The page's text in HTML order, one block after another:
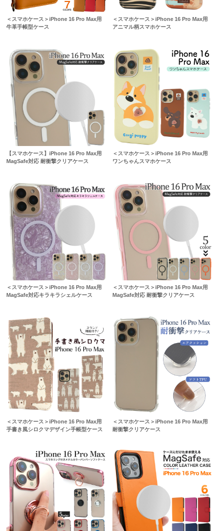
＜スマホケース＞iPhone 16 Pro Max用
牛革手帳型ケース
＜スマホケース＞iPhone 16 Pro Max用
アニマル柄スマホケース
【スマホケース】iPhone 16 Pro Max用
MagSafe対応 耐衝撃クリアケース
＜スマホケース＞iPhone 16 Pro Max用
ワンちゃんスマホケース
＜スマホケース＞iPhone 16 Pro Max用
MagSafe対応キラキラシェルケース
＜スマホケース＞iPhone 16 Pro Max用
MagSafe対応 耐衝撃クリアケース
＜スマホケース＞iPhone 16 Pro Max用
手書き風シロクマデザイン手帳型ケース
＜スマホケース＞iPhone 16 Pro Max用
耐衝撃クリアケース